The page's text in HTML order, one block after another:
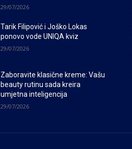
29/07/2026
Tarik Filipović i Joško Lokas
ponovo vode UNIQA kviz
29/07/2026
Zaboravite klasične kreme: Vašu
beauty rutinu sada kreira
umjetna inteligencija
29/07/2026